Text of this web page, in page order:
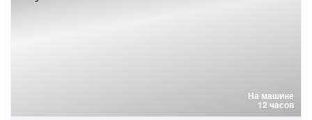
На машине
12 часов